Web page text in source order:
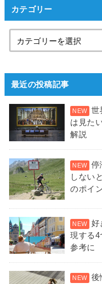
カテゴリー
最近の投稿記事
世
は見た
解説
停
しない
のポイ
好
現する4
参考に
後